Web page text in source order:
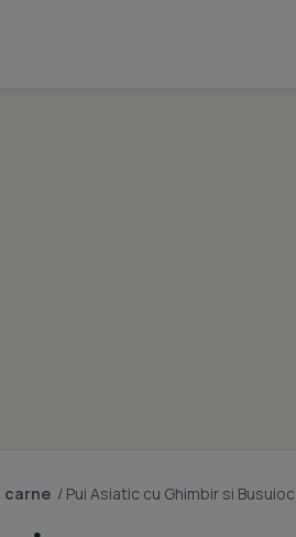
carne / Pui Asiatic cu Ghimbir si Busuioc